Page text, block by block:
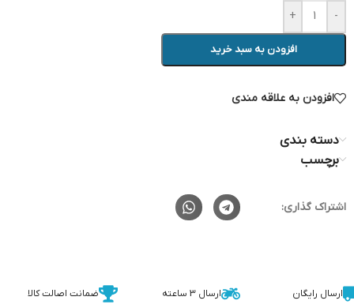
-
+
افزودن به سبد خرید
افزودن به علاقه مندی
دسته بندی
برچسب
اشتراک گذاری:
ارسال رایگان ارسال 3 ساعته ضمانت اصالت کالا